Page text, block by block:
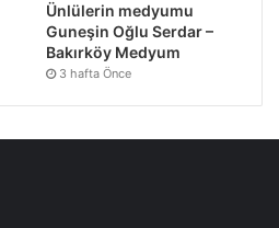
Ünlülerin medyumu
Guneşin Oğlu Serdar –
Bakırköy Medyum
3 hafta Önce